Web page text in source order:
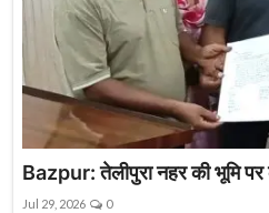
Bazpur: तेलीपुरा नहर की भूमि
Jul 29, 2026 0